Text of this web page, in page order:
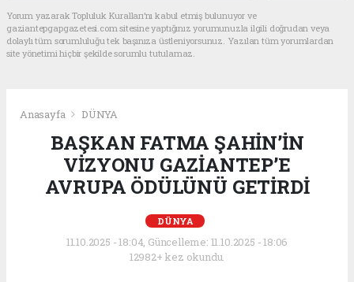
Yorum yazarak Topluluk Kuralları’nı kabul etmiş bulunuyor ve
gaziantepgapgazetesi.com sitesine yaptığınız yorumunuzla ilgili doğrudan veya
dolaylı tüm sorumluluğu tek başınıza üstleniyorsunuz. Yazılan tüm yorumlardan
site yönetimi hiçbir şekilde sorumlu tutulamaz.
Anasayfa DÜNYA
BAŞKAN FATMA ŞAHİN’İN
VİZYONU GAZİANTEP’E
AVRUPA ÖDÜLÜNÜ GETİRDİ
DÜNYA
11.10.2025 - 18:04, Güncelleme: 11.10.2025 - 18:06
12982+ kez okundu.